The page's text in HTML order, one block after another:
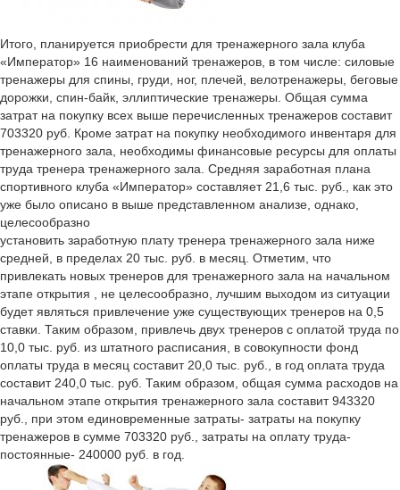
Итого, планируется приобрести для тренажерного зала клуба
«Император» 16 наименований тренажеров, в том числе: силовые
тренажеры для спины, груди, ног, плечей, велотренажеры, беговые
дорожки, спин-байк, эллиптические тренажеры. Общая сумма
затрат на покупку всех выше перечисленных тренажеров составит
703320 руб. Кроме затрат на покупку необходимого инвентаря для
тренажерного зала, необходимы финансовые ресурсы для оплаты
труда тренера тренажерного зала. Средняя заработная плана
спортивного клуба «Император» составляет 21,6 тыс. руб., как это
уже было описано в выше представленном анализе, однако,
целесообразно
установить заработную плату тренера тренажерного зала ниже
средней, в пределах 20 тыс. руб. в месяц. Отметим, что
привлекать новых тренеров для тренажерного зала на начальном
этапе открытия , не целесообразно, лучшим выходом из ситуации
будет являться привлечение уже существующих тренеров на 0,5
ставки. Таким образом, привлечь двух тренеров с оплатой труда по
10,0 тыс. руб. из штатного расписания, в совокупности фонд
оплаты труда в месяц составит 20,0 тыс. руб., в год оплата труда
составит 240,0 тыс. руб. Таким образом, общая сумма расходов на
начальном этапе открытия тренажерного зала составит 943320
руб., при этом единовременные затраты- затраты на покупку
тренажеров в сумме 703320 руб., затраты на оплату труда-
постоянные- 240000 руб. в год.